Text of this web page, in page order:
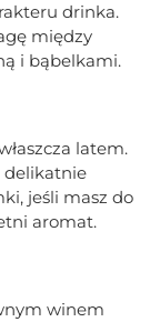
drinka.
między
i bąbelkami.
latem.
delikatnie
jeśli masz do
aromat.
winem